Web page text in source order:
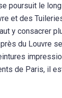
poursuit le
et des
y consacrer
près du Louvre
de Paris, il